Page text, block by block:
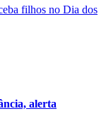
alerta